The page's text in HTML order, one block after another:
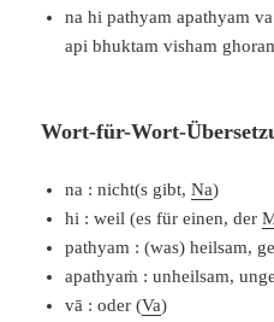
na hi pathyam apathyam
api bhuktam visham
Wort-für-Wort-
na : nicht(s gibt,Na)
hi : weil (es für einen, der
pathyam : (was) heilsam,
apathyaṁ : unheilsam,
vā : oder (Va)